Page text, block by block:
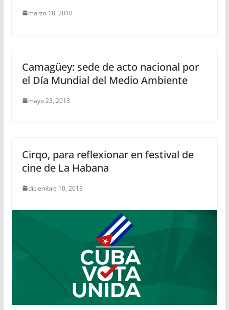
marzo 18, 2010
Camagüey: sede de acto nacional por
el Día Mundial del Medio Ambiente
mayo 23, 2013
Cirqo, para reflexionar en festival de
cine de La Habana
diciembre 10, 2013